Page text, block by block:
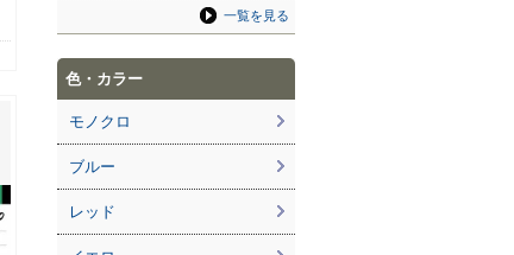
一覧を見る
色・カラー
モノクロ
ブルー
レッド